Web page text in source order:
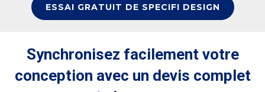
ESSAI GRATUIT DE SPECIFI DESIGN
Synchronisez facilement votre
conception avec un devis complet